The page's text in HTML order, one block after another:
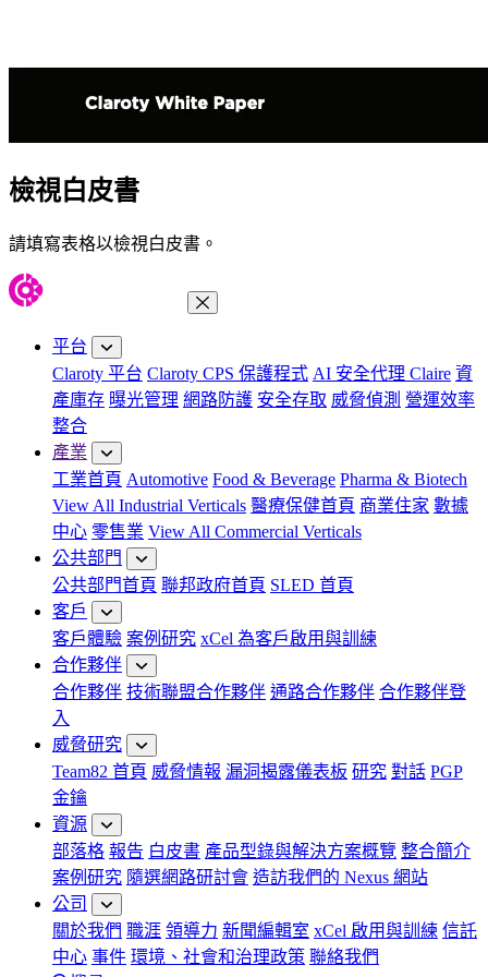
檢視白皮書
請填寫表格以檢視白皮書。
平台
Claroty 平台 Claroty CPS 保護程式 AI 安全代理 Claire 資
產庫存 曝光管理 網路防護 安全存取 威脅偵測 營運效率
整合
產業
工業首頁 Automotive Food & Beverage Pharma & Biotech
View All Industrial Verticals 醫療保健首頁 商業住家 數據
中心 零售業 View All Commercial Verticals
公共部門
公共部門首頁 聯邦政府首頁 SLED 首頁
客戶
客戶體驗 案例研究 xCel 為客戶啟用與訓練
合作夥伴
合作夥伴 技術聯盟合作夥伴 通路合作夥伴 合作夥伴登
入
威脅研究
Team82 首頁 威脅情報 漏洞揭露儀表板 研究 對話 PGP
金鑰
資源
部落格 報告 白皮書 產品型錄與解決方案概覽 整合簡介
案例研究 隨選網路研討會 造訪我們的 Nexus 網站
公司
關於我們 職涯 領導力 新聞編輯室 xCel 啟用與訓練 信託
中心 事件 環境、社會和治理政策 聯絡我們